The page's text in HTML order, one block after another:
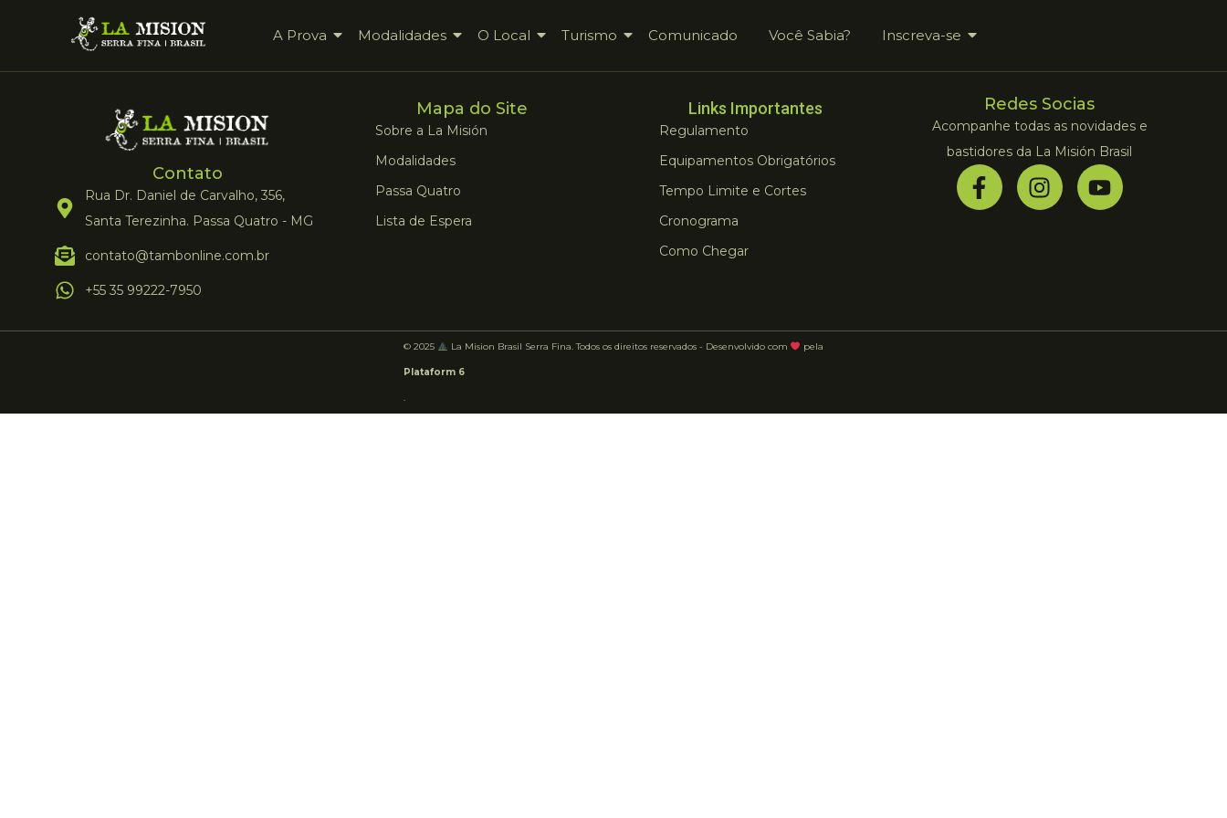
A Prova Modalidades O Local Turismo Comunicado Você Sabia? Inscreva-se
Contato
Rua Dr. Daniel de Carvalho, 356,
Santa Terezinha. Passa Quatro - MG
contato@tambonline.com.br
+55 35 99222-7950
Mapa do Site
Sobre a La Misión
Modalidades
Passa Quatro
Lista de Espera
Links Importantes
Regulamento
Equipamentos Obrigatórios
Tempo Limite e Cortes
Cronograma
Como Chegar
Redes Socias
Acompanhe todas as novidades e
bastidores da La Misión Brasil
© 2025 La Mision Brasil Serra Fina. Todos os direitos reservados - Desenvolvido com pela
Plataform 6
.